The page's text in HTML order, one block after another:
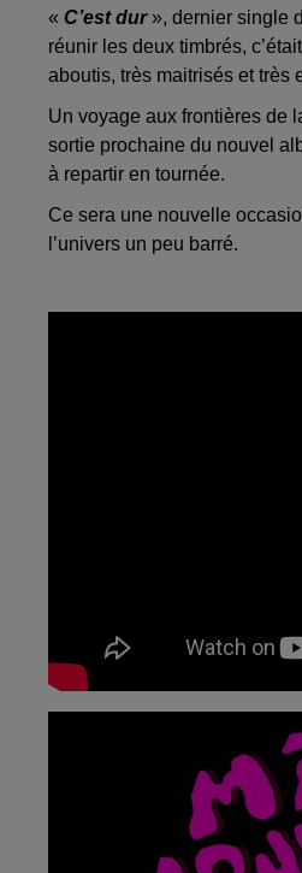
« C’est dur», dernier single
réunir les deux timbrés,
aboutis, très maitrisés et très
Un voyage aux frontières de
sortie prochaine du nouvel
à repartir en tournée.
Ce sera une nouvelle
l’univers un peu barré.